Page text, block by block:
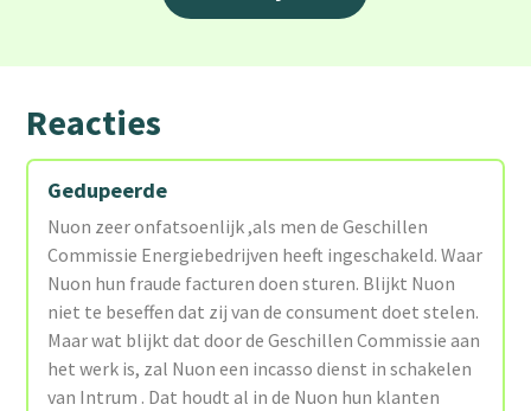
Reacties
Gedupeerde
Nuon zeer onfatsoenlijk ,als men de Geschillen
Commissie Energiebedrijven heeft ingeschakeld. Waar
Nuon hun fraude facturen doen sturen. Blijkt Nuon
niet te beseffen dat zij van de consument doet stelen.
Maar wat blijkt dat door de Geschillen Commissie aan
het werk is, zal Nuon een incasso dienst in schakelen
van Intrum . Dat houdt al in de Nuon hun klanten